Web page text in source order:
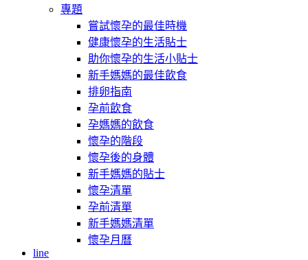
專題
嘗試懷孕的最佳時機
健康懷孕的生活貼士
助你懷孕的生活小貼士
新手媽媽的最佳飲食
排卵指南
孕前飲食
孕媽媽的飲食
懷孕的階段
懷孕後的身體
新手媽媽的貼士
懷孕清單
孕前清單
新手媽媽清單
懷孕月曆
line